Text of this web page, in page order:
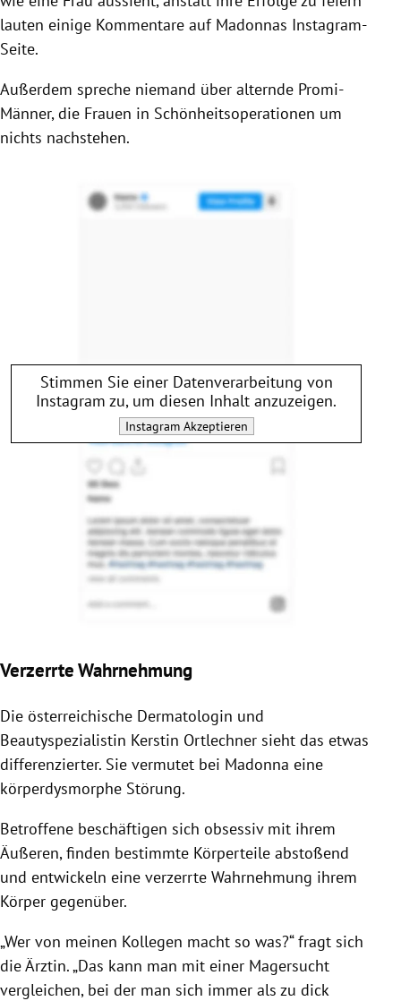
lauten einige Kommentare auf Madonnas Instagram-
Seite.
Außerdem spreche niemand über alternde Promi-
Männer, die Frauen in Schönheitsoperationen um
nichts nachstehen.
Stimmen Sie einer Datenverarbeitung von
Instagram zu, um diesen Inhalt anzuzeigen.
InstagramAkzeptieren
Verzerrte Wahrnehmung
Die österreichische Dermatologin und
Beautyspezialistin Kerstin Ortlechner sieht das etwas
differenzierter. Sie vermutet bei Madonna eine
körperdysmorphe Störung.
Betroffene beschäftigen sich obsessiv mit ihrem
Äußeren, finden bestimmte Körperteile abstoßend
und entwickeln eine verzerrte Wahrnehmung ihrem
Körper gegenüber.
„Wer von meinen Kollegen macht so was?“ fragt sich
die Ärztin. „Das kann man mit einer Magersucht
vergleichen, bei der man sich immer als zu dick